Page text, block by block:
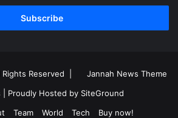
Reserved |
Jannah News Theme
| Proudly Hosted by SiteGround
Team World Tech Buy now!